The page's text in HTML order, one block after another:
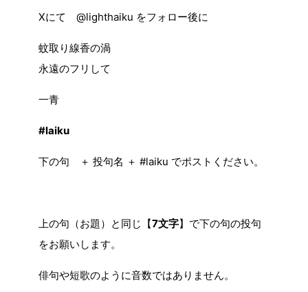
Xにて @lighthaiku をフォロー後に
蚊取り線香の渦
永遠のフリして
一青
#laiku
下の句 ＋ 投句名 ＋ #laiku でポストください。
上の句（お題）と同じ【7文字】で下の句の投句
をお願いします。
俳句や短歌のように音数ではありません。